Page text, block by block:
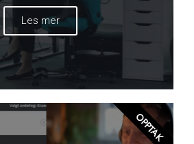
Les mer
OPPTAK